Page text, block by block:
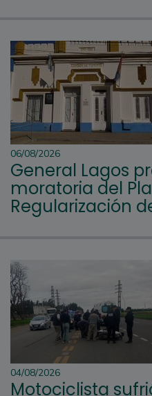
06/08/2026
General Lagos
moratoria del
Regularización
04/08/2026
Motociclista